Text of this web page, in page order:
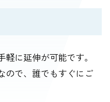
に延伸が可能です。
ので、誰でもすぐにご